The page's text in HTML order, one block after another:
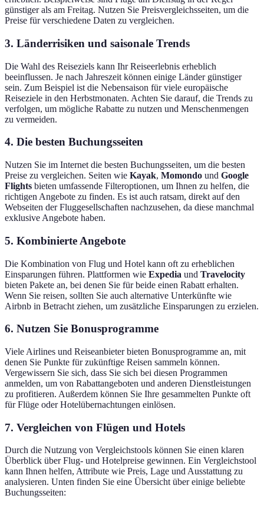
günstiger als am Freitag. Nutzen Sie Preisvergleichsseiten, um die
Preise für verschiedene Daten zu vergleichen.
3. Länderrisiken und saisonale Trends
Die Wahl des Reiseziels kann Ihr Reiseerlebnis erheblich
beeinflussen. Je nach Jahreszeit können einige Länder günstiger
sein. Zum Beispiel ist die Nebensaison für viele europäische
Reiseziele in den Herbstmonaten. Achten Sie darauf, die Trends zu
verfolgen, um mögliche Rabatte zu nutzen und Menschenmengen
zu vermeiden.
4. Die besten Buchungsseiten
Nutzen Sie im Internet die besten Buchungsseiten, um die besten
Preise zu vergleichen. Seiten wie Kayak, Momondo und Google
Flights bieten umfassende Filteroptionen, um Ihnen zu helfen, die
richtigen Angebote zu finden. Es ist auch ratsam, direkt auf den
Webseiten der Fluggesellschaften nachzusehen, da diese manchmal
exklusive Angebote haben.
5. Kombinierte Angebote
Die Kombination von Flug und Hotel kann oft zu erheblichen
Einsparungen führen. Plattformen wie Expedia und Travelocity
bieten Pakete an, bei denen Sie für beide einen Rabatt erhalten.
Wenn Sie reisen, sollten Sie auch alternative Unterkünfte wie
Airbnb in Betracht ziehen, um zusätzliche Einsparungen zu erzielen.
6. Nutzen Sie Bonusprogramme
Viele Airlines und Reiseanbieter bieten Bonusprogramme an, mit
denen Sie Punkte für zukünftige Reisen sammeln können.
Vergewissern Sie sich, dass Sie sich bei diesen Programmen
anmelden, um von Rabattangeboten und anderen Dienstleistungen
zu profitieren. Außerdem können Sie Ihre gesammelten Punkte oft
für Flüge oder Hotelübernachtungen einlösen.
7. Vergleichen von Flügen und Hotels
Durch die Nutzung von Vergleichstools können Sie einen klaren
Überblick über Flug- und Hotelpreise gewinnen. Ein Vergleichstool
kann Ihnen helfen, Attribute wie Preis, Lage und Ausstattung zu
analysieren. Unten finden Sie eine Übersicht über einige beliebte
Buchungsseiten: